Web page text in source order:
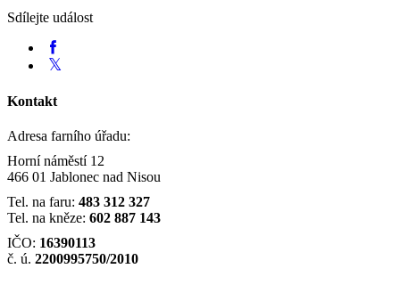
Sdílejte událost
Kontakt
Adresa farního úřadu:
Horní náměstí 12
466 01 Jablonec nad Nisou
Tel. na faru: 483 312 327
Tel. na kněze: 602 887 143
IČO: 16390113
č. ú. 2200995750/2010